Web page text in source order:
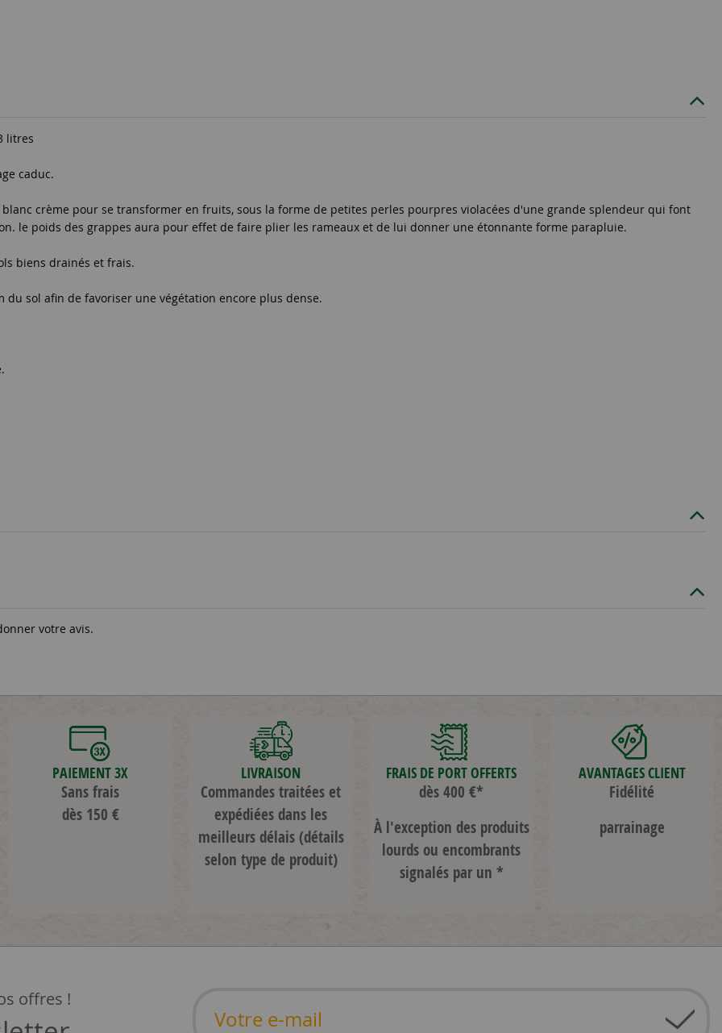
litres
caduc.
crème pour se transformer en fruits, sous la forme de petites perles pourpres violacées d'une grande splendeur qui font
le poids des grappes aura pour effet de faire plier les rameaux et de lui donner une étonnante forme parapluie.
biens drainés et frais.
sol afin de favoriser une végétation encore plus dense.
votre avis.
PAIEMENT 3X
Sans frais
dès 150 €
LIVRAISON
Commandes traitées et
expédiées dans les
meilleurs délais(détails
selon type de produit)
FRAIS DE PORT OFFERTS
dès 400 €*
À l'exception des produits
lourds ou encombrants
signalés par un *
AVANTAGES CLIENT
Fidélité
parrainage
offres !